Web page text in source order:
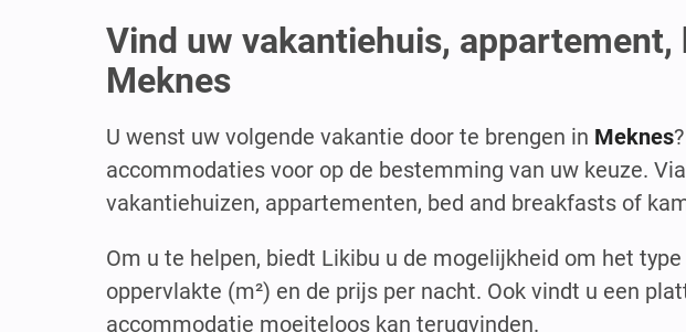
Vind uw vakantiehuis,
Meknes
U wenst uw volgende vakantie door te brengen in Meknes
accommodaties voor op de bestemming van uw keuze.
vakantiehuizen, appartementen, bed and breakfasts of
Om u te helpen, biedt Likibu u de mogelijkheid om het
oppervlakte (m²) en de prijs per nacht. Ook vindt u een
accommodatie moeiteloos kan terugvinden.